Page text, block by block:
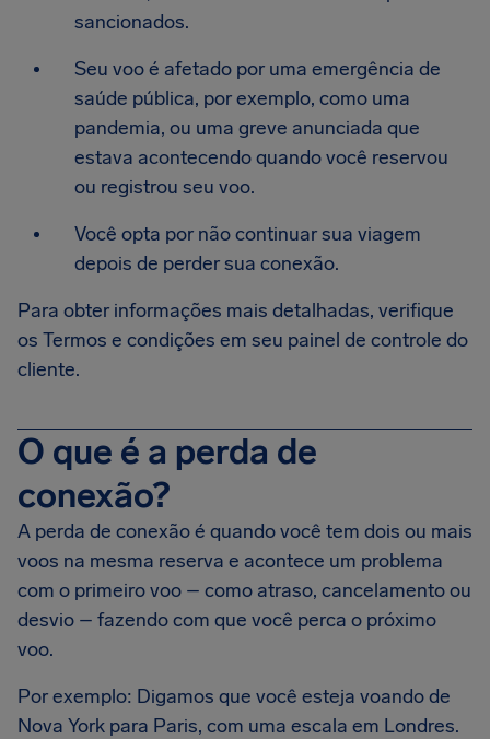
sancionados.
Seu voo é afetado por uma emergência de
saúde pública, por exemplo, como uma
pandemia, ou uma greve anunciada que
estava acontecendo quando você reservou
ou registrou seu voo.
Você opta por não continuar sua viagem
depois de perder sua conexão.
Para obter informações mais detalhadas, verifique
os Termos e condições em seu painel de controle do
cliente.
O que é a perda de
conexão?
A perda de conexão é quando você tem dois ou mais
voos na mesma reserva e acontece um problema
com o primeiro voo – como atraso, cancelamento ou
desvio – fazendo com que você perca o próximo
voo.
Por exemplo: Digamos que você esteja voando de
Nova York para Paris, com uma escala em Londres.